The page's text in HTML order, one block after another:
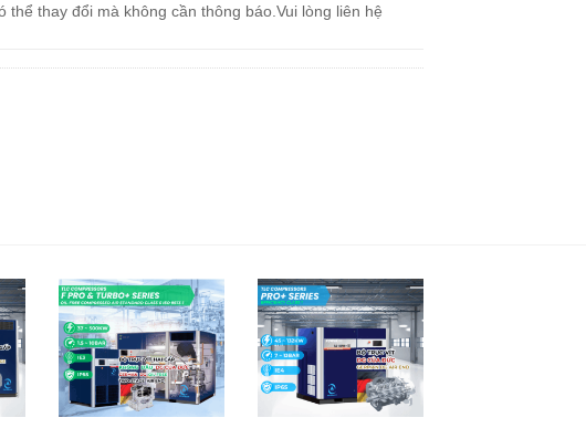
thay đổi mà không cần thông báo.Vui lòng liên hệ